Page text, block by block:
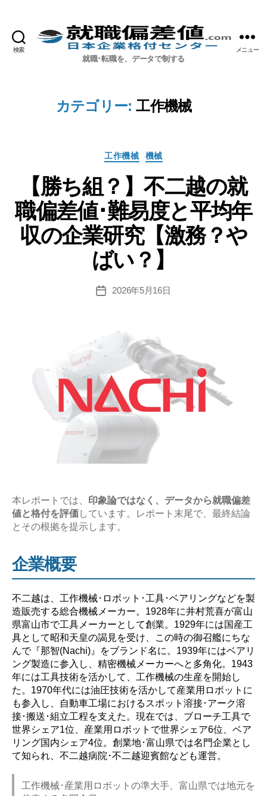
検索 就職偏差値.com【公式】
就職･転職を、データで制する
メニュー
カテゴリー: 工作機械
カ
ー
工作機械 機械
【勝ち組？】不二越の就
職偏差値･難易度と平均年
収の企業研究【激務？や
ばい？】
投
2026年5月16日
本レポートでは、 印象論ではなく、データから就職偏差
値と格付を評価しています。レポート末尾で、最終結論
とその根拠を提示します。
企業概要
不二越は、工作機械･ロボット･工具･ベアリングなどを製
造販売する総合機械メーカー。1928年に井村荒喜が富山
県富山市で工具メーカーとして創業。1929年には国産工
具として昭和天皇の謁見を受け、この時の御召艦にちな
んで『那智(Nachi)』をブランド名に。1939年にはベアリ
ング製造に参入し、精密機械メーカーへと多角化。1943
年には工具技術を活かして、工作機械の生産を開始し
た。1970年代には油圧技術を活かして産業用ロボットに
も参入し、自動車工場におけるスポット溶接･アーク溶
接･搬送･組立工程を支えた。現在では、ブローチ工具で
世界シェア1位、産業用ロボットで世界シェア6位、ベア
リング国内シェア4位。創業地･富山県では名門企業とし
て知られ、不二越病院･不二越迎賓館なども運営。
工作機械･産業用ロボットの準大手、富山県では地元を